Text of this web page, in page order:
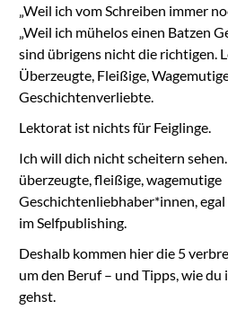
„Weil ich vom Schreiben immer
„Weil ich mühelos einen Batzen
sind übrigens nicht die richtigen.
Überzeugte, Fleißige,
Geschichtenverliebte.
Lektorat ist nichts für Feiglinge.
Ich will dich nicht scheitern
überzeugte, fleißige, wagemutige
Geschichtenliebhaber*innen,
im Selfpublishing.
Deshalb kommen hier die 5
um den Beruf – und Tipps, wie
gehst.